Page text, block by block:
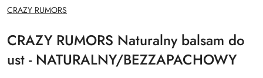
NAZWA
PRODUCENTA:
CRAZY RUMORS
CRAZY RUMORS Naturalny balsam do
ust - NATURALNY/BEZZAPACHOWY